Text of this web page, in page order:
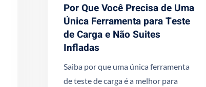
Por Que Você Precisa de Uma
Única Ferramenta para Teste
de Carga e Não Suites
Infladas
Saiba por que uma única ferramenta
de teste de carga é a melhor para